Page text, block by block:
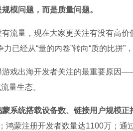
模问题，而是质量问题。
流量，现在大家更关注有没有高
已经从“量的内卷”转向“质的比拼”
游戏出海开发者关注的最重要原因
量生态。
系统搭载设备数、链接用户规模正
鸿蒙注册开发者数量达1100万；通